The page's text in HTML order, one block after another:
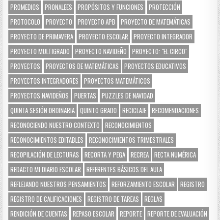
PROMEDIOS
PRONALEES PROPÓSITOS Y FUNCIONES
PROTECCIÓN
PROTOCOLO
PROYECTO PROYECTO APB
PROYECTO DE MATEMÁTICAS
PROYECTO DE PRIMAVERA PROYECTO ESCOLAR
PROYECTO INTEGRADOR
PROYECTO MULTIGRADO
PROYECTO NAVIDEÑO
PROYECTO: "EL CIRCO"
PROYECTOS
PROYECTOS DE MATEMÁTICAS
PROYECTOS EDUCATIVOS
PROYECTOS INTEGRADORES
PROYECTOS MATEMÁTICOS
PROYECTOS NAVIDEÑOS
PUERTAS
PUZZLES DE NAVIDAD
QUINTA SESIÓN ORDINARIA QUINTO GRADO RECICLAJE RECOMENDACIONES
RECONOCIENDO NUESTRO CONTEXTO
RECONOCIMIENTOS
RECONOCIMIENTOS EDITABLES
RECONOCIMIENTOS TRIMESTRALES
RECOPILACIÓN DE LECTURAS
RECORTA Y PEGA RECREA RECTA NUMÉRICA
REDACTO MI DIARIO ESCOLAR
REFERENTES BÁSICOS DEL AULA
REFLEJANDO NUESTROS PENSAMIENTOS
REFORZAMIENTO ESCOLAR
REGISTRO
REGISTRO DE CALIFICACIONES
REGISTRO DE TAREAS
REGLAS
RENDICIÓN DE CUENTAS
REPASO ESCOLAR REPORTE REPORTE DE EVALUACIÓN